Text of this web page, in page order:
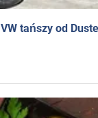
tańszy od